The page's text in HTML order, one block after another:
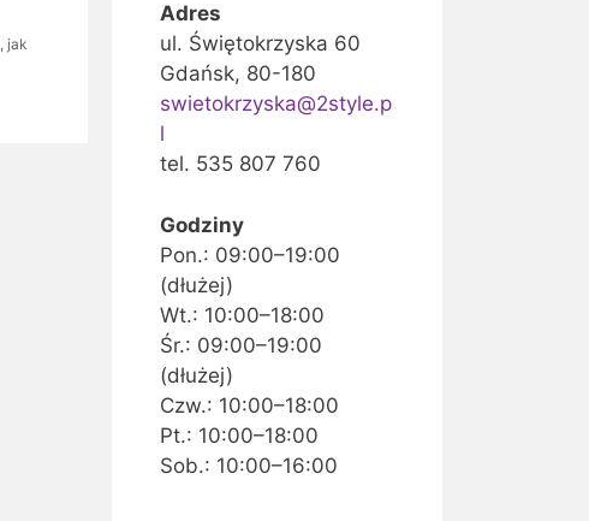
,jak
Adres
ul. Świętokrzyska 60
Gdańsk, 80-180
swietokrzyska@2style.p
l
tel. 535 807 760
Godziny
Pon.: 09:00–19:00
(dłużej)
Wt.: 10:00–18:00
Śr.: 09:00–19:00
(dłużej)
Czw.: 10:00–18:00
Pt.: 10:00–18:00
Sob.: 10:00–16:00